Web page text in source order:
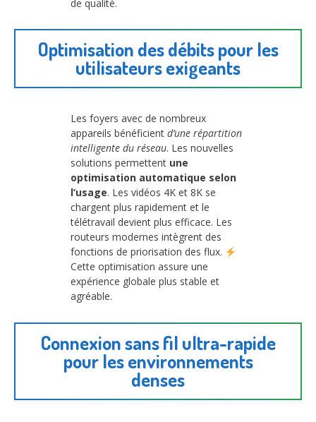
de qualité.
Optimisation des débits pour les
utilisateurs exigeants
Les foyers avec de nombreux
appareils bénéficient d’une répartition
intelligente du réseau. Les nouvelles
solutions permettent une
optimisation automatique selon
l’usage. Les vidéos 4K et 8K se
chargent plus rapidement et le
télétravail devient plus efficace. Les
routeurs modernes intègrent des
fonctions de priorisation des flux.
Cette optimisation assure une
expérience globale plus stable et
agréable.
Connexion sans fil ultra-rapide
pour les environnements
denses